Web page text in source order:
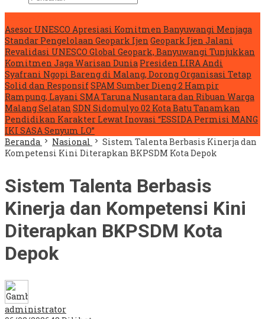
Asesor UNESCO Apresiasi Komitmen Banyuwangi Menjaga
Standar Pengelolaan Geopark Ijen Geopark Ijen Jalani
Revalidasi UNESCO Global Geopark, Banyuwangi Tunjukkan
Komitmen Jaga Warisan Dunia Presiden LIRA Andi
Syafrani Ngopi Bareng di Malang, Dorong Organisasi Tetap
Solid dan ResponsifSPAM Sumber Dieng 2 Hampir
Rampung, Layani SMA Taruna Nusantara dan Ribuan Warga
Malang Selatan SDN Sidomulyo 02 Kota Batu Tanamkan
Pendidikan Karakter Lewat Inovasi “ESSIDA Permisi MANG
IKI SASA Senyum LO”
Beranda
Nasional
Sistem Talenta Berbasis Kinerja dan
Kompetensi Kini Diterapkan BKPSDM Kota Depok
Sistem Talenta Berbasis
Kinerja dan Kompetensi Kini
Diterapkan BKPSDM Kota
Depok
administrator